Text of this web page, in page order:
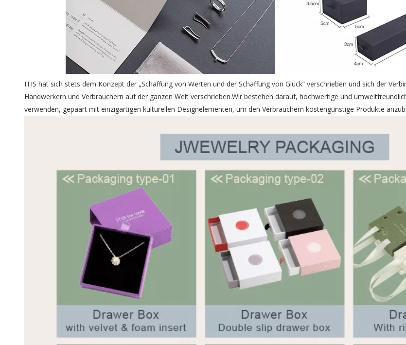
ITIS hat sich stets dem Konzept der „Schaffung von Werten und der Schaffung von Glück“ verschrieben und sich der
Handwerkern und Verbrauchern auf der ganzen Welt verschrieben.Wir bestehen darauf, hochwertige und
verwenden, gepaart mit einzigartigen kulturellen Designelementen, um den Verbrauchern kostengünstige Produkte